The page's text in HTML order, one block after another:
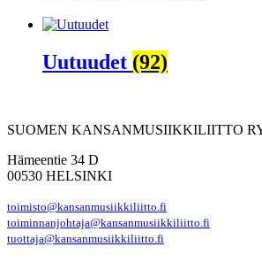
Uutuudet (92)
SUOMEN KANSANMUSIIKKILIITTO
Hämeentie 34 D
00530 HELSINKI
toimisto@kansanmusiikkiliitto.fi
toiminnanjohtaja@kansanmusiikkiliitto.fi
tuottaja@kansanmusiikkiliitto.fi